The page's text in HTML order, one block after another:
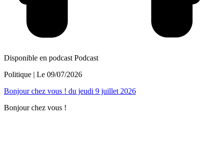
Disponible en podcast Podcast
Politique | Le 09/07/2026
Bonjour chez vous ! du jeudi 9 juillet 2026
Bonjour chez vous !